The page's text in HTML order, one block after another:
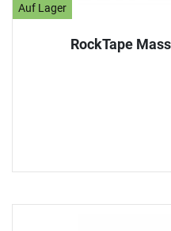
Auf Lager
RockTape